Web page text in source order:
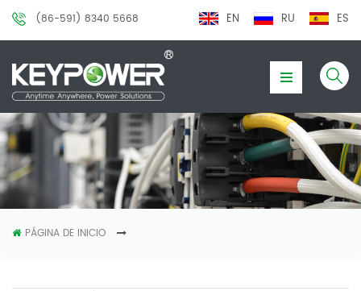
(86-591) 8340 5668 EN RU ES
PÁGINA DE INICIO